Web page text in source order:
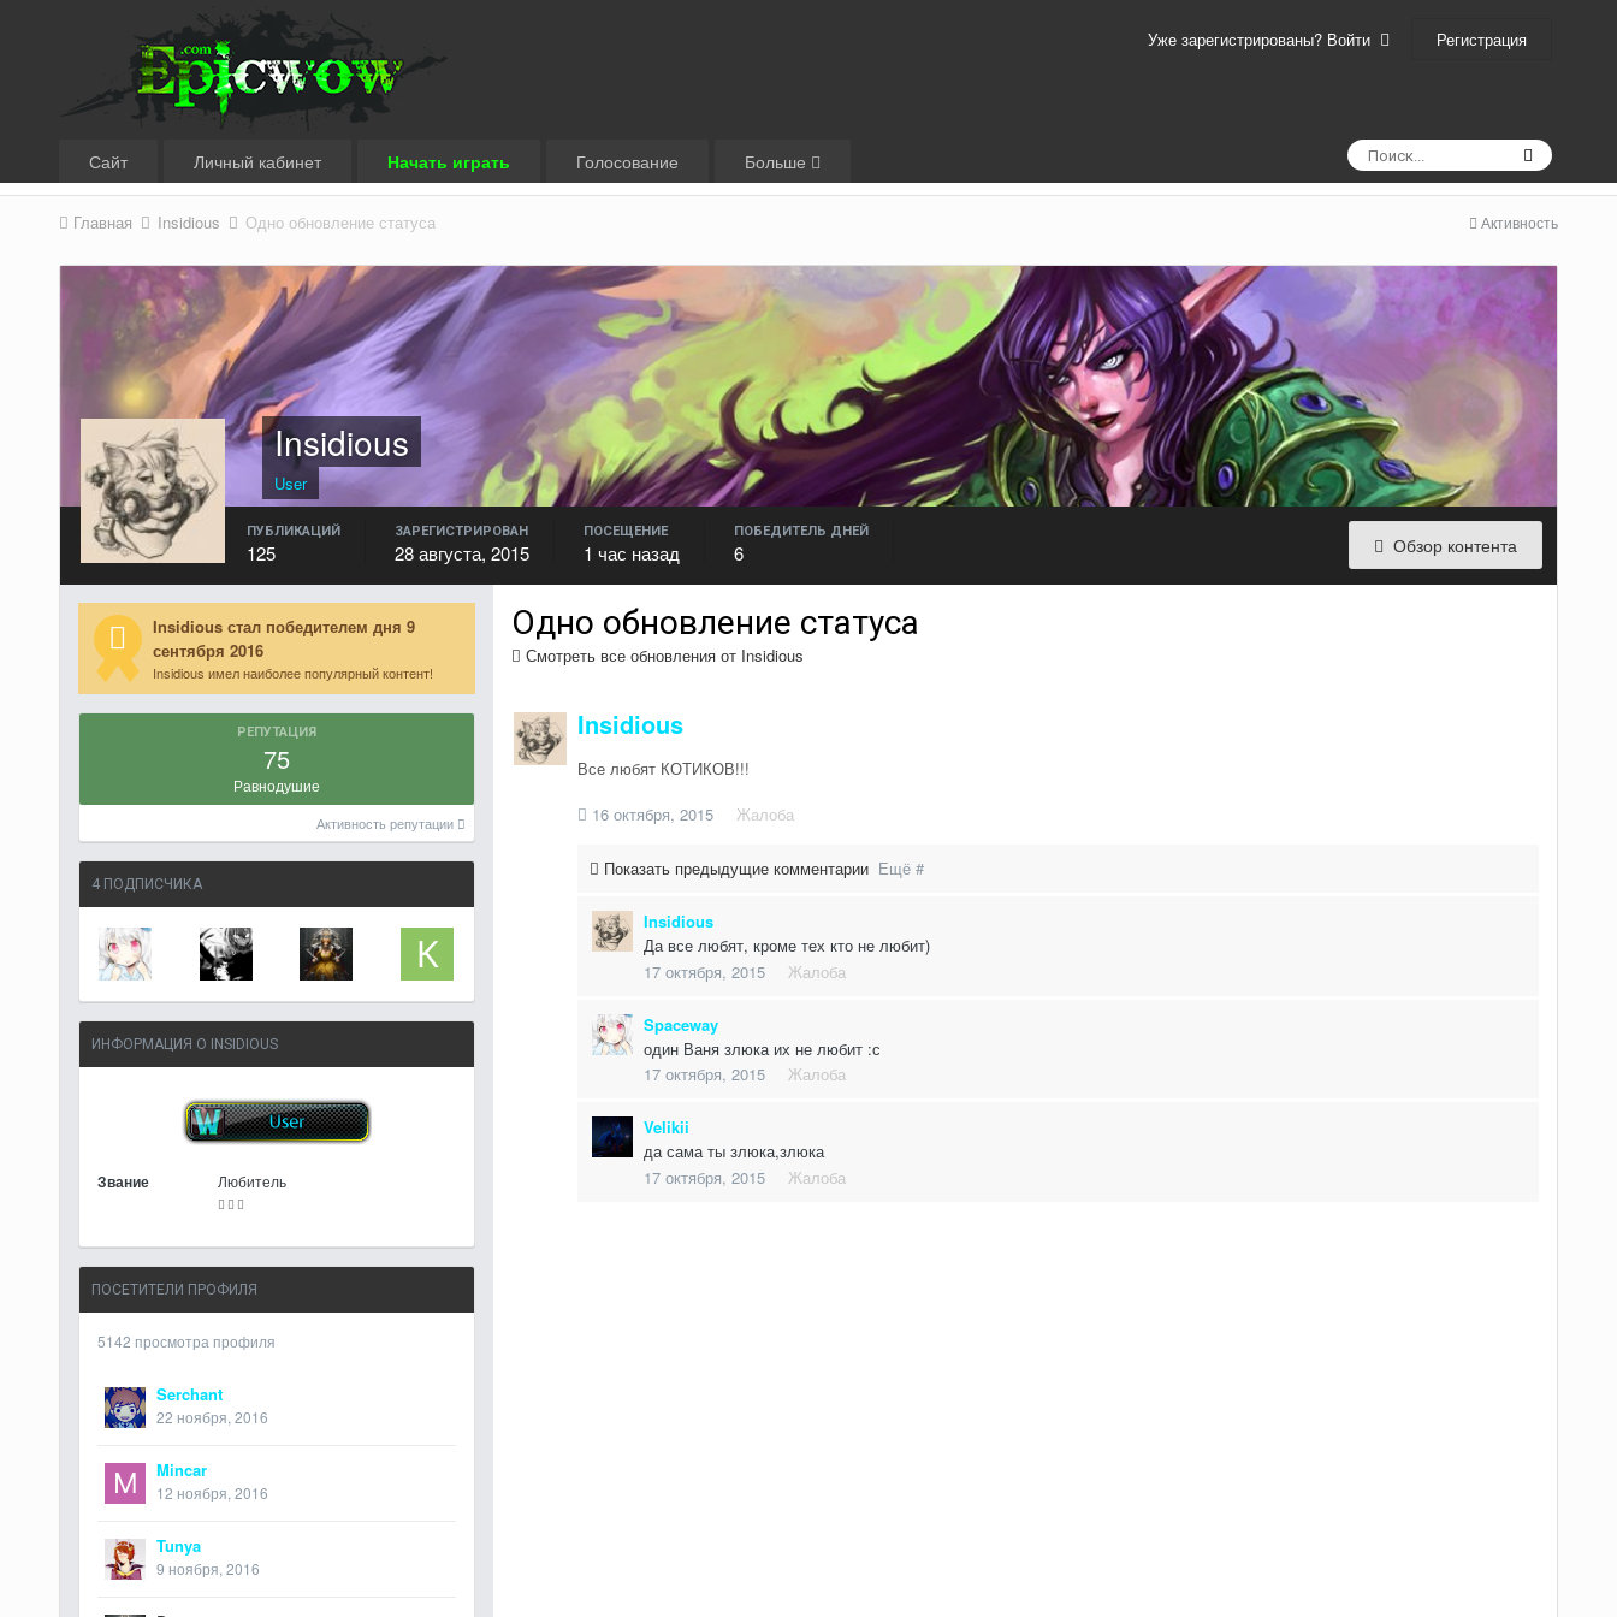
Уже зарегистрированы? Войти Регистрация
Сайт Личный кабинет Начать играть Голосование Больше
Активность
Главная Insidious Одно обновление статуса
Insidious
User
Обзор контента
ПУБЛИКАЦИЙ
125
ЗАРЕГИСТРИРОВАН
28 августа, 2015
ПОСЕЩЕНИЕ
1 час назад
ПОБЕДИТЕЛЬ ДНЕЙ
6
Insidious стал победителем дня 9
сентября 2016
Insidious имел наиболее популярный контент!
РЕПУТАЦИЯ
75
Равнодушие
Активность репутации
4 ПОДПИСЧИКА
ИНФОРМАЦИЯ О INSIDIOUS
Звание Любитель
ПОСЕТИТЕЛИ ПРОФИЛЯ
5142 просмотра профиля
Serchant
22 ноября, 2016
Mincar
12 ноября, 2016
Tunya
9 ноября, 2016
Одно обновление статуса
Смотреть все обновления от Insidious
Insidious
Все любят КОТИКОВ!!!
16 октября, 2015
Жалоба
Показать предыдущие комментарии Ещё #
Insidious
Да все любят, кроме тех кто не любит)
17 октября, 2015
Жалоба
Spaceway
один Ваня злюка их не любит :с
17 октября, 2015
Жалоба
Velikii
да сама ты злюка,злюка
17 октября, 2015
Жалоба